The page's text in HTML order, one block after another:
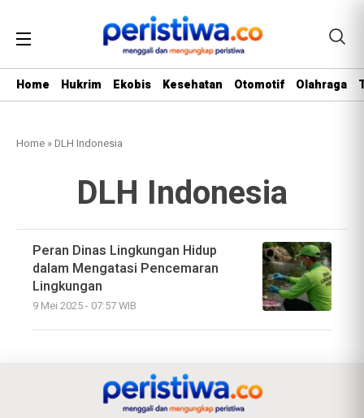
Home Hukrim Ekobis Kesehatan Otomotif Olahraga
Home »DLH Indonesia
DLH Indonesia
Peran Dinas Lingkungan Hidup
dalam Mengatasi Pencemaran
Lingkungan
9 Mei 2025 - 07:57 WIB